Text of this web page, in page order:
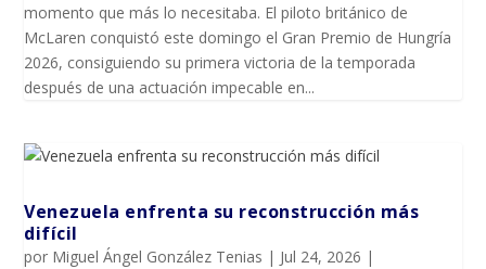
momento que más lo necesitaba. El piloto británico de
McLaren conquistó este domingo el Gran Premio de Hungría
2026, consiguiendo su primera victoria de la temporada
después de una actuación impecable en...
Venezuela enfrenta su reconstrucción más
difícil
por Miguel Ángel González Tenias | Jul 24, 2026 |